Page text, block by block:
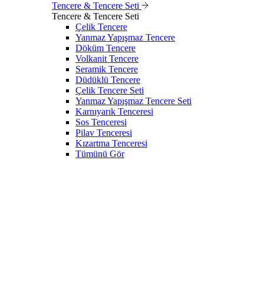
Tencere & Tencere Seti
Tencere & Tencere Seti
Çelik Tencere
Yanmaz Yapışmaz Tencere
Döküm Tencere
Volkanit Tencere
Seramik Tencere
Düdüklü Tencere
Çelik Tencere Seti
Yanmaz Yapışmaz Tencere Seti
Karnıyarık Tenceresi
Sos Tenceresi
Pilav Tenceresi
Kızartma Tenceresi
Tümünü Gör